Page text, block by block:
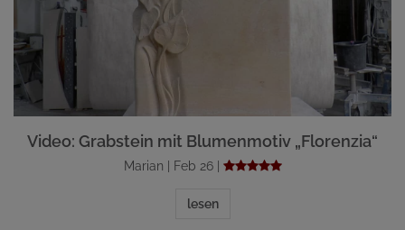
Video: Grabstein mit Blumenmotiv „Florenzia“
Marian | Feb 26 |
lesen